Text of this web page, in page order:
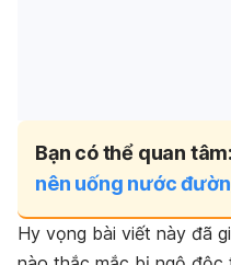
Bạn có thể quan tâm:
nên uống nước
Hy vọng bài viết này đã